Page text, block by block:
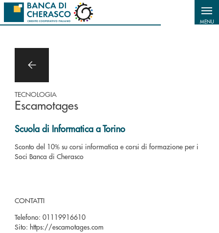
Salta al contenuto principale
MENU
TECNOLOGIA
Escamotages
Scuola di Informatica a Torino
Sconto del 10% su corsi informatica e corsi di formazione per i
Soci Banca di Cherasco
CONTATTI
Telefono: 01119916610
Sito: https://escamotages.com